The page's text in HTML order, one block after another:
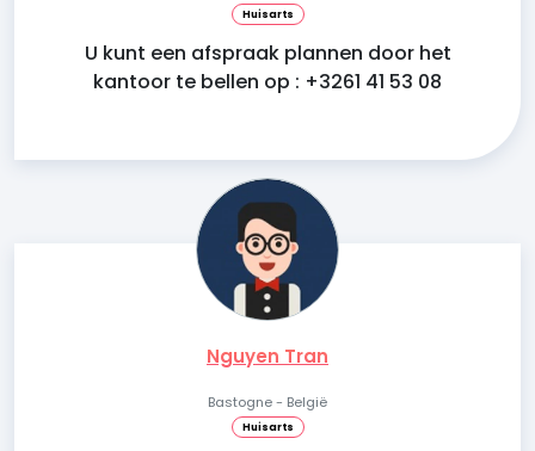
Huisarts
U kunt een afspraak plannen door het
kantoor te bellen op : +3261 41 53 08
Nguyen Tran
Bastogne - België
Huisarts